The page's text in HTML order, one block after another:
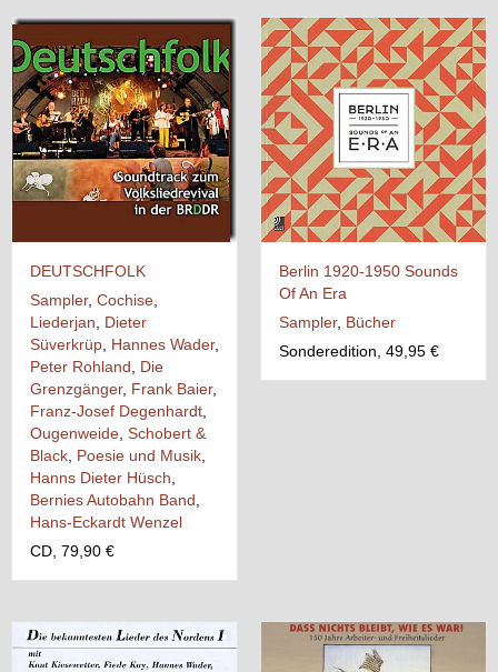
DEUTSCHFOLK
Sampler, Cochise
Liederjan
Dieter
Süverkrüp Hannes Wader,
Peter Rohland
Die
Grenzgänger, Frank Baier,
Franz-Josef Degenhardt
Ougenweide Schobert &
Black Poesie und Musik
Hanns Dieter Hüsch
Bernies Autobahn Band
Hans-Eckardt Wenzel
CD, 79,90 €
Berlin 1920-1950 Sounds
Of An Era
Sampler, Bücher
Sonderedition, 49,95 €